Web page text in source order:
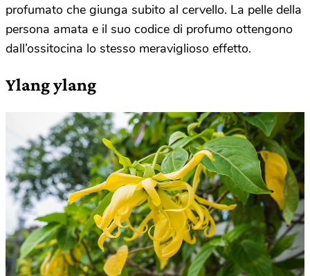
profumato che giunga subito al cervello. La pelle della
persona amata e il suo codice di profumo ottengono
dall’ossitocina lo stesso meraviglioso effetto.
Ylang ylang